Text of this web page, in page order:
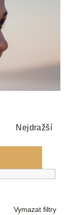
Nejdražší
Vymazat filtry